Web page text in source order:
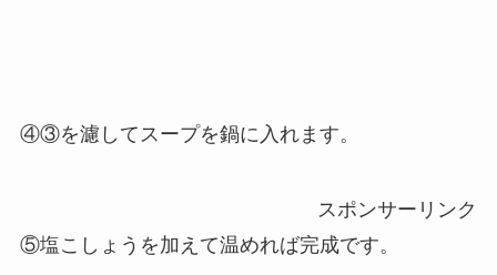
④③を濾してスープを鍋に入れます。
スポンサーリンク
⑤塩こしょうを加えて温めれば完成です。